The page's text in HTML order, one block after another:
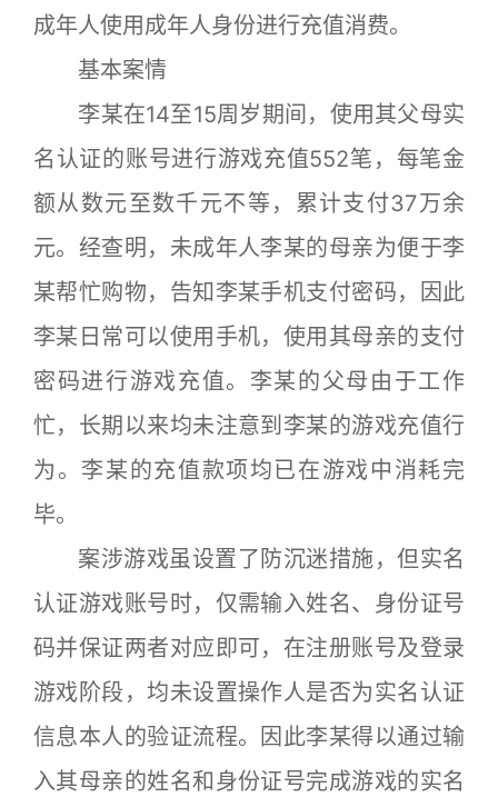
成年人使用成年人身份进行充值消费。
基本案情
李某在14至15周岁期间，使用其父母实
名认证的账号进行游戏充值552笔，每笔金
额从数元至数千元不等，累计支付37万余
元。经查明，未成年人李某的母亲为便于李
某帮忙购物，告知李某手机支付密码，因此
李某日常可以使用手机，使用其母亲的支付
密码进行游戏充值。李某的父母由于工作
忙，长期以来均未注意到李某的游戏充值行
为。李某的充值款项均已在游戏中消耗完
毕。
案涉游戏虽设置了防沉迷措施，但实名
认证游戏账号时，仅需输入姓名、身份证号
码并保证两者对应即可，在注册账号及登录
游戏阶段，均未设置操作人是否为实名认证
信息本人的验证流程。因此李某得以通过输
入其母亲的姓名和身份证号完成游戏的实名